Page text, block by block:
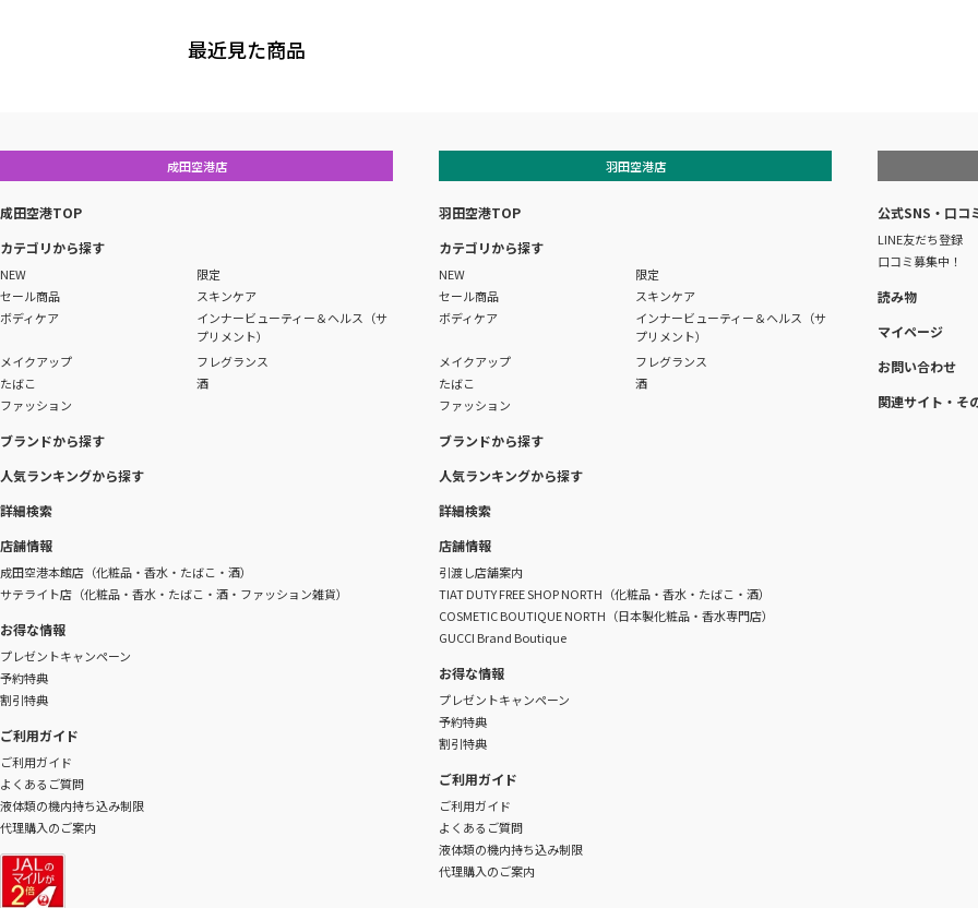
最近見た商品
成田空港店
成田空港TOP
カテゴリから探す
NEW
限定
セール商品
スキンケア
ボディケア
インナービューティー＆ヘルス（サ
プリメント）
メイクアップ
フレグランス
たばこ
酒
ファッション
ブランドから探す
人気ランキングから探す
詳細検索
店舗情報
成田空港本館店（化粧品・香水・たばこ・酒）
サテライト店（化粧品・香水・たばこ・酒・ファッション雑貨）
お得な情報
プレゼントキャンペーン
予約特典
割引特典
ご利用ガイド
ご利用ガイド
よくあるご質問
液体類の機内持ち込み制限
代理購入のご案内
羽田空港店
羽田空港TOP
カテゴリから探す
NEW
限定
セール商品
スキンケア
ボディケア
インナービューティー＆ヘルス（サ
プリメント）
メイクアップ
フレグランス
たばこ
酒
ファッション
ブランドから探す
人気ランキングから探す
詳細検索
店舗情報
引渡し店舗案内
TIAT DUTY FREE SHOP NORTH（化粧品・香水・たばこ・酒）
COSMETIC BOUTIQUE NORTH（日本製化粧品・香水専門店）
GUCCI Brand Boutique
お得な情報
プレゼントキャンペーン
予約特典
割引特典
ご利用ガイド
ご利用ガイド
よくあるご質問
液体類の機内持ち込み制限
代理購入のご案内
公式SNS・口コ
LINE友だち登録
口コミ募集中！
読み物
マイページ
お問い合わせ
関連サイト・そ